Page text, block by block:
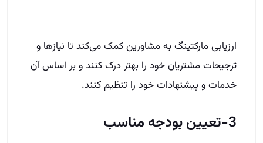
ارزیابی مارکتینگ به مشاورین کمک می‌کند تا نیازها و
ترجیحات مشتریان خود را بهتر درک کنند و بر اساس آن
خدمات و پیشنهادات خود را تنظیم کنند.
3-تعیین بودجه مناسب